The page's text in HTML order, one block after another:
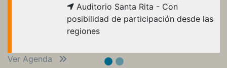
Auditorio Santa Rita - Con
posibilidad de participación desde las
regiones
Ver Agenda